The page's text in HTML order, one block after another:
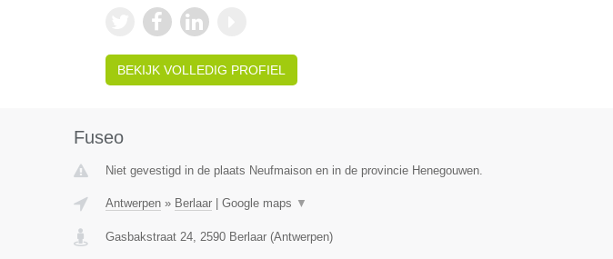
BEKIJK VOLLEDIG PROFIEL
Fuseo
Niet gevestigd in de plaats Neufmaison en in de provincie Henegouwen.
Antwerpen» Berlaar| Google maps ▼
Gasbakstraat 24, 2590 Berlaar(Antwerpen)